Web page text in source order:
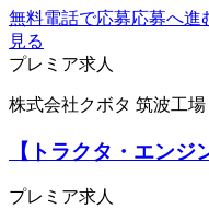
無料電話で応募応募へ進
見る
プレミア求人
株式会社クボタ 筑波工場
【トラクタ・エン
プレミア求人